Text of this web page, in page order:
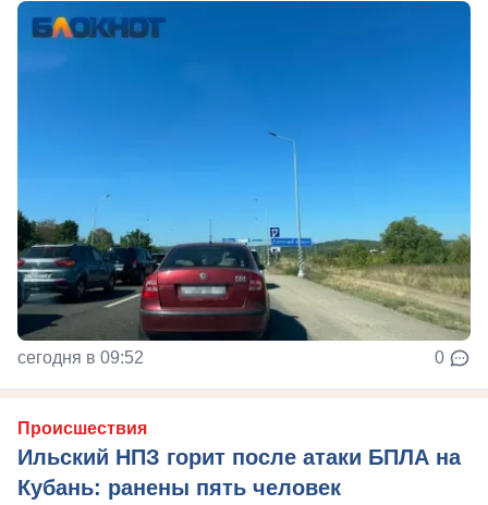
сегодня в 09:52 0
Происшествия
Ильский НПЗ горит после атаки БПЛА на
Кубань: ранены пять человек